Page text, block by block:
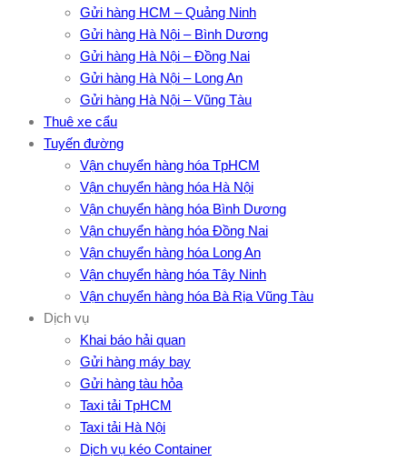
Gửi hàng HCM – Quảng Ninh
Gửi hàng Hà Nội – Bình Dương
Gửi hàng Hà Nội – Đồng Nai
Gửi hàng Hà Nội – Long An
Gửi hàng Hà Nội – Vũng Tàu
Thuê xe cẩu
Tuyến đường
Vận chuyển hàng hóa TpHCM
Vận chuyển hàng hóa Hà Nội
Vận chuyển hàng hóa Bình Dương
Vận chuyển hàng hóa Đồng Nai
Vận chuyển hàng hóa Long An
Vận chuyển hàng hóa Tây Ninh
Vận chuyển hàng hóa Bà Rịa Vũng Tàu
Dịch vụ
Khai báo hải quan
Gửi hàng máy bay
Gửi hàng tàu hỏa
Taxi tải TpHCM
Taxi tải Hà Nội
Dịch vụ kéo Container